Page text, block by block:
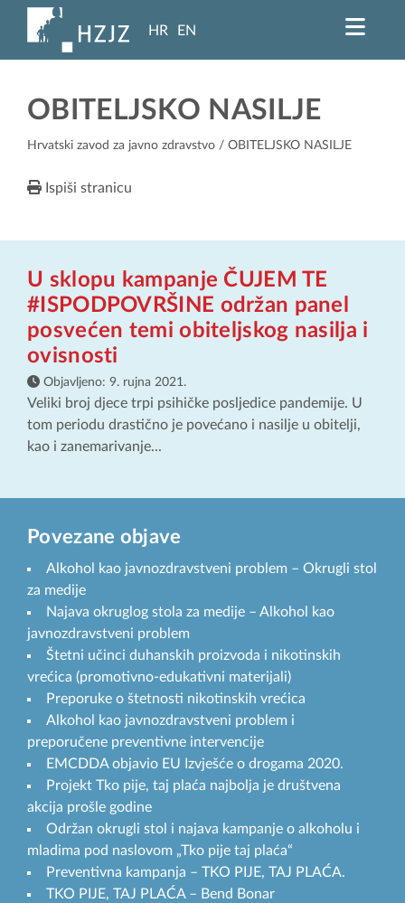
HR EN
OBITELJSKO NASILJE
Hrvatski zavod za javno zdravstvo / OBITELJSKO NASILJE
Ispiši stranicu
U sklopu kampanje ČUJEM TE
#ISPODPOVRŠINE održan panel
posvećen temi obiteljskog nasilja i
ovisnosti
Objavljeno: 9. rujna 2021.
Veliki broj djece trpi psihičke posljedice pandemije. U
tom periodu drastično je povećano i nasilje u obitelji,
kao i zanemarivanje...
Povezane objave
Alkohol kao javnozdravstveni problem – Okrugli stol
za medije
Najava okruglog stola za medije – Alkohol kao
javnozdravstveni problem
Štetni učinci duhanskih proizvoda i nikotinskih
vrećica (promotivno-edukativni materijali)
Preporuke o štetnosti nikotinskih vrećica
Alkohol kao javnozdravstveni problem i
preporučene preventivne intervencije
EMCDDA objavio EU Izvješće o drogama 2020.
Projekt Tko pije, taj plaća najbolja je društvena
akcija prošle godine
Održan okrugli stol i najava kampanje o alkoholu i
mladima pod naslovom „Tko pije taj plaća“
Preventivna kampanja – TKO PIJE, TAJ PLAĆA.
TKO PIJE, TAJ PLAĆA – Bend Bonar